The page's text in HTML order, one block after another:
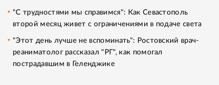
"С трудностями мы справимся": Как Севастополь
второй месяц живет с ограничениями в подаче света
"Этот день лучше не вспоминать": Ростовский врач-
реаниматолог рассказал "РГ", как помогал
пострадавшим в Геленджике